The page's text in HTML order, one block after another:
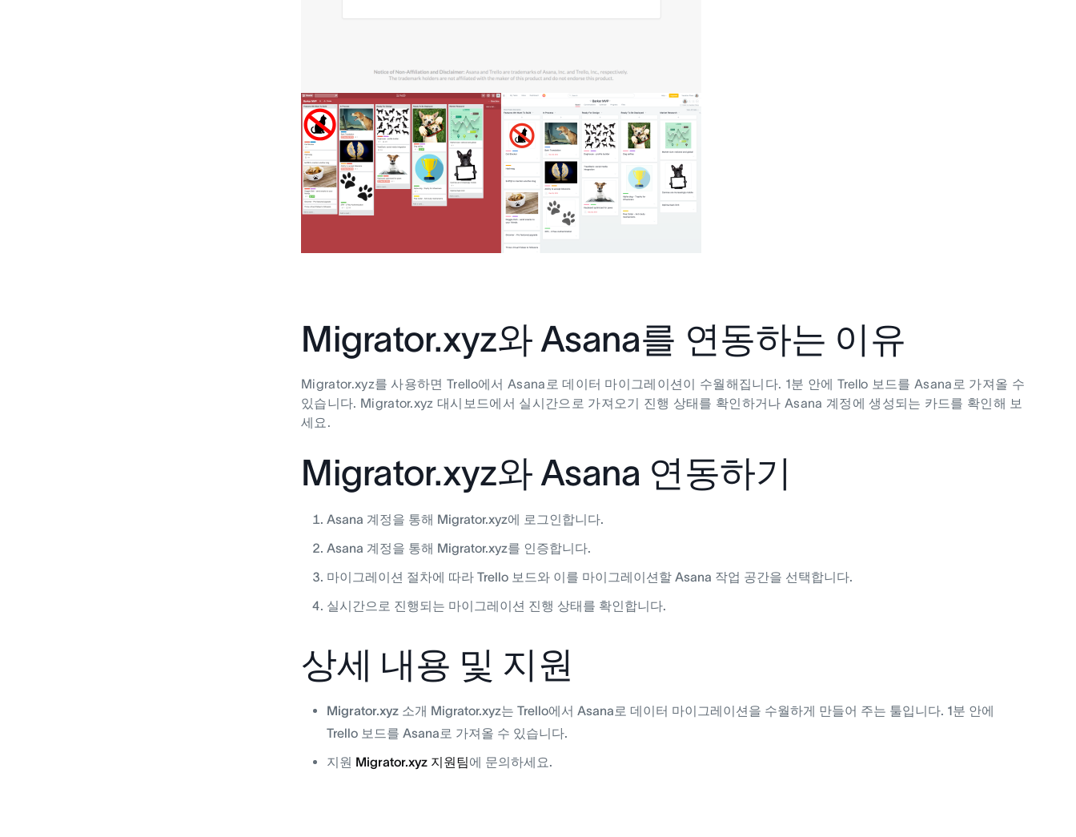
Migrator.xyz와 Asana를 연동하는 이유
Migrator.xyz를 사용하면 Trello에서 Asana로 데이터 마이그레이션이 수월해집니다. 1분 안에 Trello 보드를 Asana로 가져올 수
있습니다. Migrator.xyz 대시보드에서 실시간으로 가져오기 진행 상태를 확인하거나 Asana 계정에 생성되는 카드를 확인해 보
세요.
Migrator.xyz와 Asana 연동하기
Asana 계정을 통해 Migrator.xyz에 로그인합니다.
Asana 계정을 통해 Migrator.xyz를 인증합니다.
마이그레이션 절차에 따라 Trello 보드와 이를 마이그레이션할 Asana 작업 공간을 선택합니다.
실시간으로 진행되는 마이그레이션 진행 상태를 확인합니다.
상세 내용 및 지원
Migrator.xyz 소개 Migrator.xyz는 Trello에서 Asana로 데이터 마이그레이션을 수월하게 만들어 주는 툴입니다. 1분 안에
Trello 보드를 Asana로 가져올 수 있습니다.
지원 Migrator.xyz 지원팀에 문의하세요.